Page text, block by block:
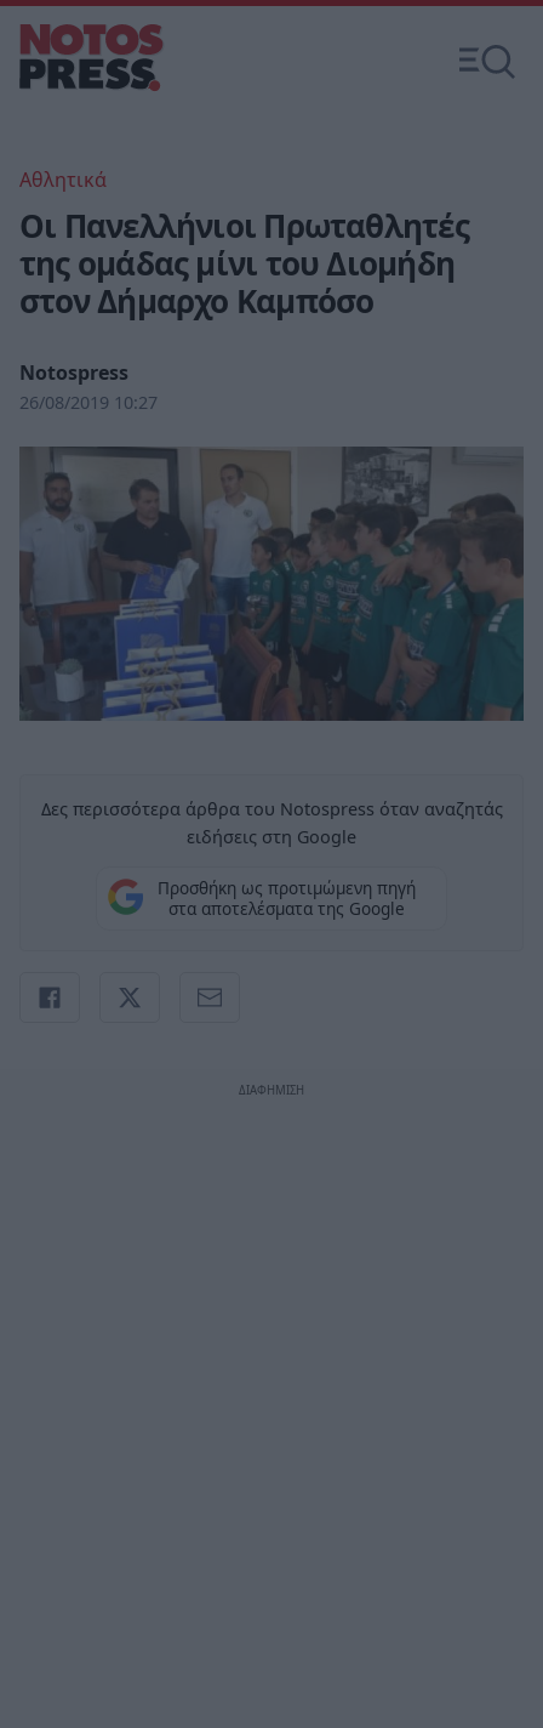
Αθλητικά
Οι Πανελλήνιοι Πρωταθλητές
της ομάδας μίνι του Διομήδη
στον Δήμαρχο Καμπόσο
Notospress
26/08/2019 10:27
Δες περισσότερα άρθρα του Notospress όταν αναζητάς
ειδήσεις στη Google
Προσθήκη ως προτιμώμενη πηγή
στα αποτελέσματα της Google